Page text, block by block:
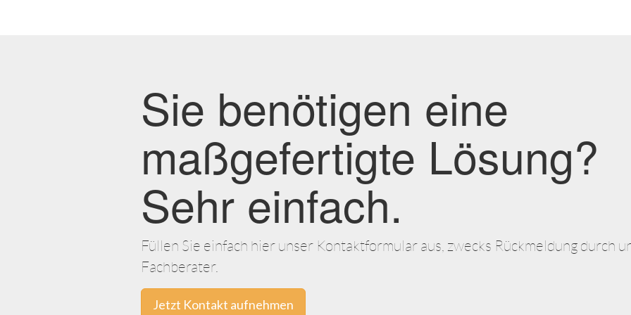
Sie benötigen eine
maßgefertigte Lösung?
Sehr einfach.
Füllen Sie einfach hier unser Kontaktformular aus, zwecks Rückmeldung durch
Fachberater.
Jetzt Kontakt aufnehmen